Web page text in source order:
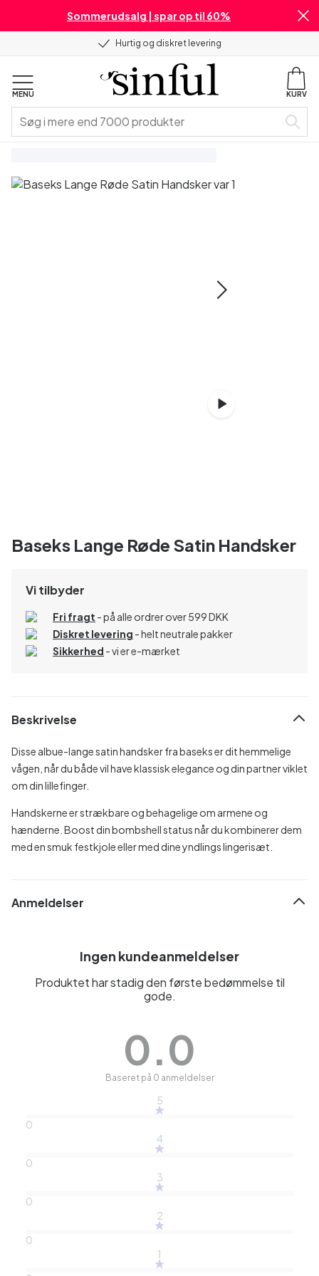
Sommerudsalg | spar op til 60%
Hurtig og diskret levering
MENU KURV
Baseks Lange Røde Satin Handsker
Vi tilbyder
Fri fragt - på alle ordrer over 599 DKK
Diskret levering - helt neutrale pakker
Sikkerhed - vi er e-mærket
Beskrivelse
Disse albue-lange satin handsker fra baseks er dit hemmelige
vågen, når du både vil have klassisk elegance og din partner viklet
om din lillefinger.
Handskerne er strækbare og behagelige om armene og
hænderne. Boost din bombshell status når du kombinerer dem
med en smuk festkjole eller med dine yndlings lingerisæt.
Anmeldelser
Ingen kundeanmeldelser
Produktet har stadig den første bedømmelse til
gode.
0.0
Baseret på 0 anmeldelser
5
0
4
0
3
0
2
0
1